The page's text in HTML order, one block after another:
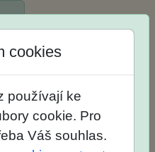
cookies
používají ke
cookie. Pro
Váš souhlas.